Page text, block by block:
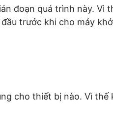
đoạn quá trình này. Vì
trước khi cho máy
cho thiết bị nào. Vì thế